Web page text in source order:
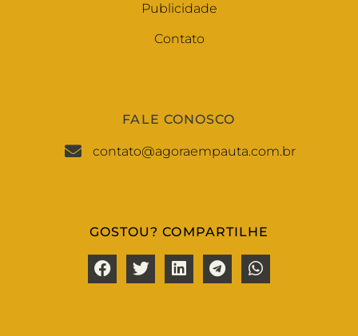
Publicidade
Contato
FALE CONOSCO
contato@agoraempauta.com.br
GOSTOU? COMPARTILHE